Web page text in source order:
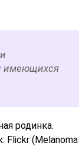
имеющихся
родинка.
Flickr (Melanoma